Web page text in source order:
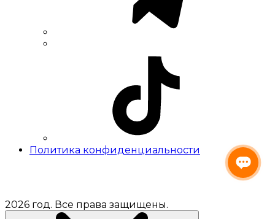
Политика конфиденциальности
2026 год. Все права защищены.